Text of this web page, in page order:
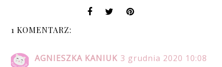
1 KOMENTARZ:
AGNIESZKA KANIUK 3 grudnia 2020 10:08